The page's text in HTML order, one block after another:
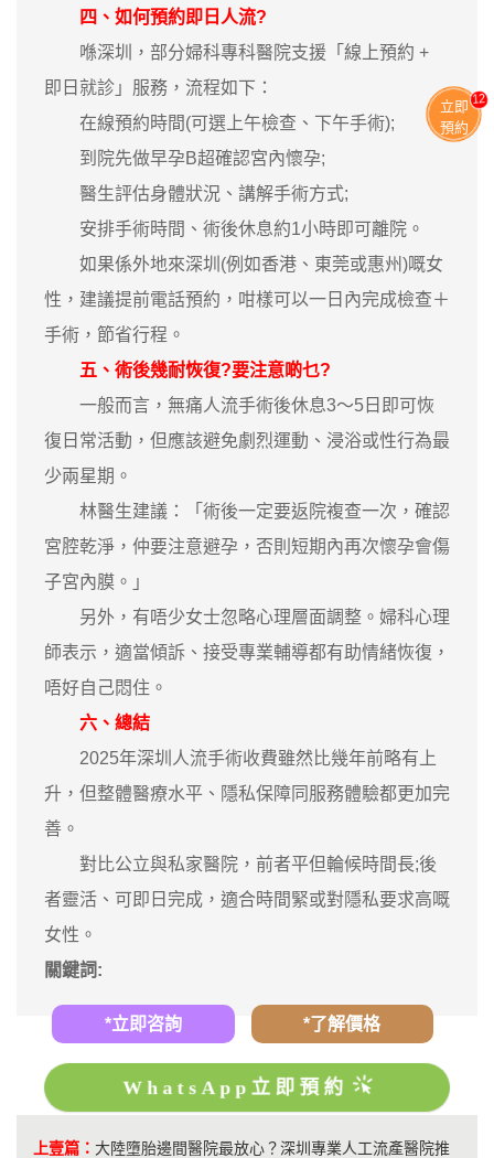
四、如何預約即日人流?
喺深圳，部分婦科專科醫院支援「線上預約 +
即日就診」服務，流程如下：
在線預約時間(可選上午檢查、下午手術);
到院先做早孕B超確認宮內懷孕;
醫生評估身體狀況、講解手術方式;
安排手術時間、術後休息約1小時即可離院。
如果係外地來深圳(例如香港、東莞或惠州)嘅女
性，建議提前電話預約，咁樣可以一日內完成檢查＋
手術，節省行程。
五、術後幾耐恢復?要注意啲乜?
一般而言，無痛人流手術後休息3～5日即可恢
復日常活動，但應該避免劇烈運動、浸浴或性行為最
少兩星期。
林醫生建議：「術後一定要返院複查一次，確認
宮腔乾淨，仲要注意避孕，否則短期內再次懷孕會傷
子宮內膜。」
另外，有唔少女士忽略心理層面調整。婦科心理
師表示，適當傾訴、接受專業輔導都有助情緒恢復，
唔好自己悶住。
六、總結
2025年深圳人流手術收費雖然比幾年前略有上
升，但整體醫療水平、隱私保障同服務體驗都更加完
善。
對比公立與私家醫院，前者平但輪候時間長;後
者靈活、可即日完成，適合時間緊或對隱私要求高嘅
女性。
關鍵詞:
*立即咨詢 *了解價格
WhatsApp立即預約
上壹篇： 大陸墮胎邊間醫院最放心？深圳專業人工流產醫院推
立即
預約
13